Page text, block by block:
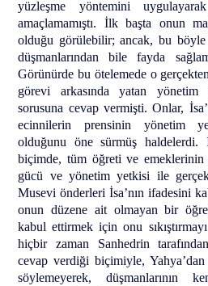
yüzleşme yöntemini
amaçlamamıştı. İlk başta onun
olduğu görülebilir; ancak, bu
düşmanlarından bile fayda
Görünürde bu ötelemede o
görevi arkasında yatan
sorusuna cevap vermişti. Onlar,
ecinnilerin prensinin yönetim
olduğunu öne sürmüş haldelerdi.
biçimde, tüm öğreti ve emeklerinin
gücü ve yönetim yetkisi ile
Musevi önderleri İsa’nın ifadesini
onun düzene ait olmayan bir
kabul ettirmek için onu
hiçbir zaman Sanhedrin
cevap verdiği biçimiyle, Yahya’dan
söylemeyerek, düşmanlarının